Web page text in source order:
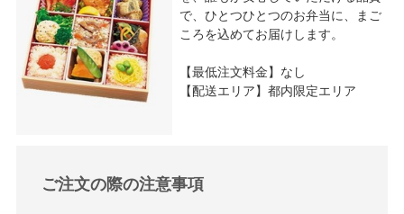
で、ひとつひとつのお弁当に、まご
ころを込めてお届けします。
【最低注文料金】なし
【配送エリア】都内限定エリア
ご注文の際の注意事項